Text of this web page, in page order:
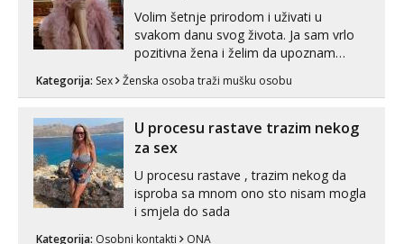
Volim šetnje prirodom i uživati u
svakom danu svog života. Ja sam vrlo
pozitivna žena i želim da upoznam
može i nešto više.💋🌺 Klikni na link
Kategorija: Sex Ženska osoba traži mušku osobu
U procesu rastave trazim nekog
za sex
U procesu rastave , trazim nekog da
isproba sa mnom ono sto nisam mogla
i smjela do sada
Kategorija: Osobni kontakti ONA